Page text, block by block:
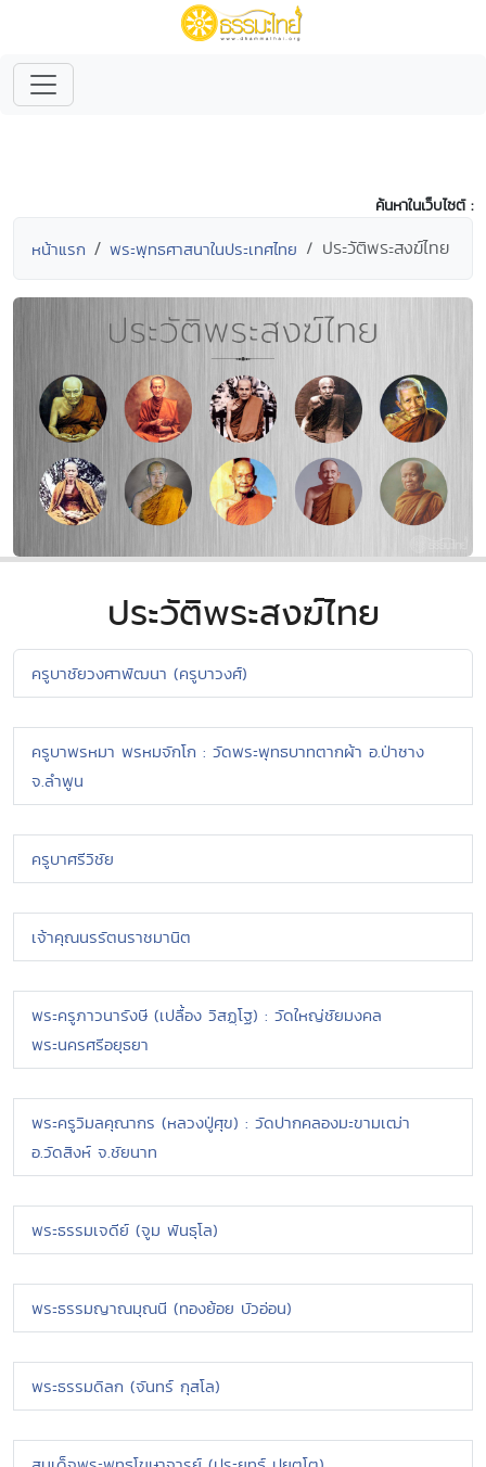
ค้นหาในเว็บไซต์ :
หน้าแรก พระพุทธศาสนาในประเทศไทย ประวัติพระสงฆ์ไทย
ประวัติพระสงฆ์ไทย
ครูบาชัยวงศาพัฒนา (ครูบาวงศ์)
ครูบาพรหมา พรหมจักโก : วัดพระพุทธบาทตากผ้า อ.ป่าซาง
จ.ลำพูน
ครูบาศรีวิชัย
เจ้าคุณนรรัตนราชมานิต
พระครูภาวนารังษี (เปลื้อง วิสฏฺโฐ) : วัดใหญ่ชัยมงคล
พระนครศรีอยุธยา
พระครูวิมลคุณากร (หลวงปู่ศุข) : วัดปากคลองมะขามเฒ่า
อ.วัดสิงห์ จ.ชัยนาท
พระธรรมเจดีย์ (จูม พันธุโล)
พระธรรมญาณมุณนี (ทองย้อย บัวอ่อน)
พระธรรมดิลก (จันทร์ กุสโล)